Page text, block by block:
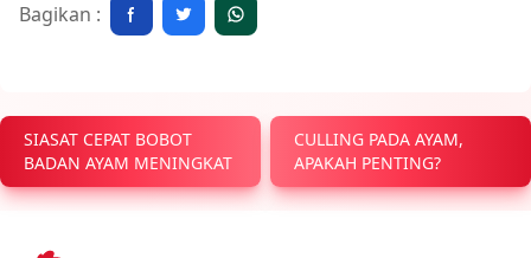
Bagikan :
SIASAT CEPAT BOBOT
BADAN AYAM MENINGKAT
CULLING PADA AYAM,
APAKAH PENTING?